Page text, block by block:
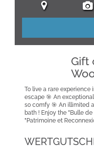
Gift
To live a rare experience
escape 🎯 An
so comfy 🎯 An illimited
bath ! Enjoy the "Bulle
"Patrimoine et